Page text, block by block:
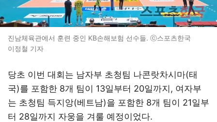
진남체육관에서 훈련 중인 KB손해보험 선수들. ⓒ스포츠한국
이정철 기자
당초 이번 대회는 남자부 초청팀 나콘랏차시마(태
국)를 포함한 8개 팀이 13일부터 20일까지, 여자부
는 초청팀 득지앙(베트남)을 포함한 8개 팀이 21일부
터 28일까지 자웅을 겨룰 예정이었다.